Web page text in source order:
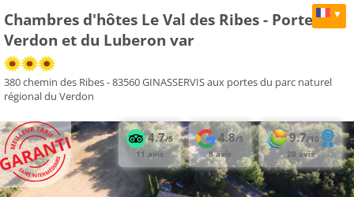
▼
Chambres d'hôtes Le Val des Ribes - Portes du
Verdon et du Luberon var
380 chemin des Ribes - 83560 GINASSERVIS aux portes du parc naturel
régional du Verdon
4.7/5
11 avis
4.8/5
8 avis
9.7/10
20 avis